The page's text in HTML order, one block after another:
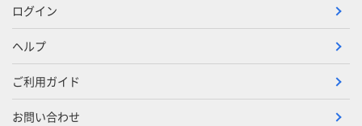
ログイン
ヘルプ
ご利用ガイド
お問い合わせ